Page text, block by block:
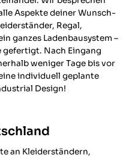
Aspekte deiner Wunsch-
Regal,
ganzes Ladenbausystem –
Nach Eingang
weniger Tage bis vor
individuell geplante
Design!
an Kleiderständern,